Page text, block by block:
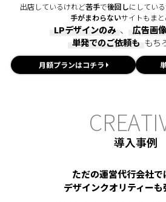
出店しているけれど苦手で後回しにしている
手がまわらないサイトもまと
LPデザインのみ 、 広告画
単発でのご依頼も もち
月額プランはコチラ
CREATI
導入事例
ただの運営代行会社で
デザインクオリティーも